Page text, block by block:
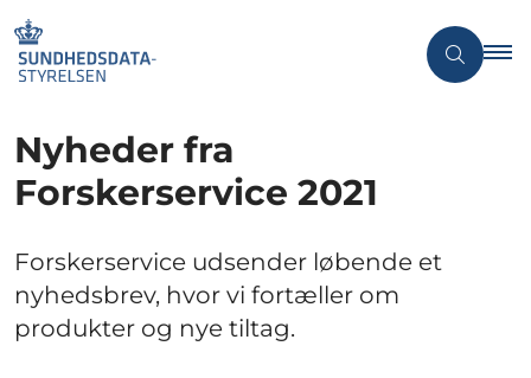
Nyheder fra
Forskerservice 2021
Forskerservice udsender løbende et
nyhedsbrev, hvor vi fortæller om
produkter og nye tiltag.